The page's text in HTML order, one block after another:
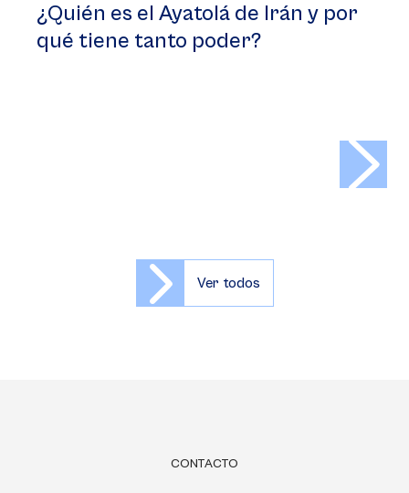
¿Quién es el Ayatolá de Irán y por
qué tiene tanto poder?
Ver todos
CONTACTO